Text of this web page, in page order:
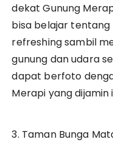
dekat Gunung
bisa belajar tentang
refreshing sambil
gunung dan udara
dapat berfoto
Merapi yang dijamin
3. Taman Bunga